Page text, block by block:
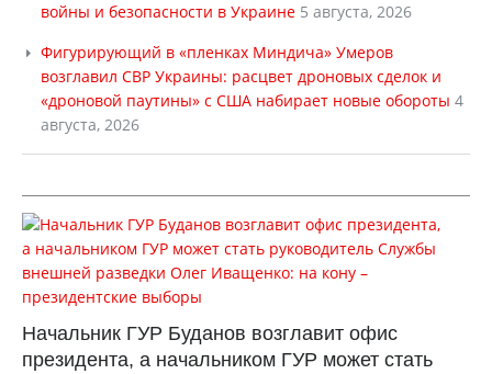
войны и безопасности в Украине 5 августа, 2026
Фигурирующий в «пленках Миндича» Умеров
возглавил СВР Украины: расцвет дроновых сделок и
«дроновой паутины» с США набирает новые обороты 4
августа, 2026
Начальник ГУР Буданов возглавит офис
президента, а начальником ГУР может стать